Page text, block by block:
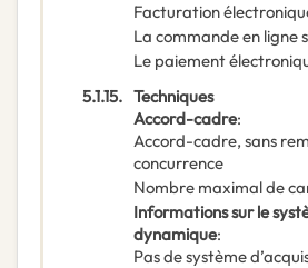
Facturation
La commande en ligne
Le paiement
5.1.15. Techniques
Accord-cadre:
Accord-cadre, sans
concurrence
Nombre maximal de
Informations sur le
dynamique:
Pas de système